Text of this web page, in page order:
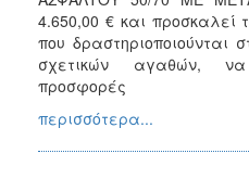
4.650,00 € και προσκαλεί
που
σχετικών αγαθών, να
προσφορές
περισσότερα...